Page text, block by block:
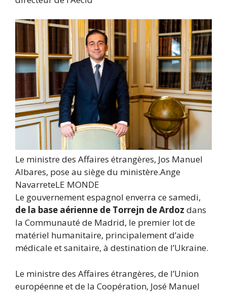
Le ministre des Affaires étrangères, Jos Manuel
Albares, pose au siège du ministère.Ange
NavarreteLE MONDE
Le gouvernement espagnol enverra ce samedi,
de la base aérienne de Torrejn de Ardoz dans
la Communauté de Madrid, le premier lot de
matériel humanitaire, principalement d’aide
médicale et sanitaire, à destination de l’Ukraine.
Le ministre des Affaires étrangères, de l’Union
européenne et de la Coopération, José Manuel